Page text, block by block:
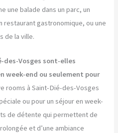
une balade dans un parc, un
restaurant gastronomique, ou une
de la ville.
des-Vosges sont-elles
week-end ou seulement pour
rooms à Saint-Dié-des-Vosges
ou pour un séjour en week-
de détente qui permettent de
et d’une ambiance